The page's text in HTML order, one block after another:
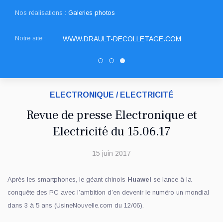
Nos réalisations : Galeries photos
Notre site : WWW.DRAULT-DECOLLETAGE.COM
SNED DECOLLETAGE
Decolletage.xyz
ELECTRONIQUE / ELECTRICITÉ
Revue de presse Electronique et
Electricité du 15.06.17
15 juin 2017
Après les smartphones, le géant chinois Huawei se lance à la
conquête des PC avec l’ambition d’en devenir le numéro un mondial
dans 3 à 5 ans (UsineNouvelle.com du 12/06).